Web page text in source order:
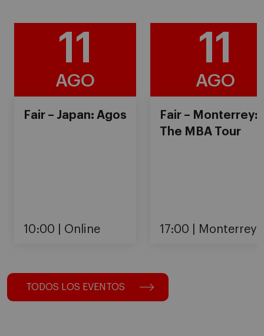
11
AGO
Fair – Japan: Agos
10:00 Online
11
AGO
Fair – Monterrey:
The MBA Tour
17:00 Monterrey
TODOS LOS EVENTOS